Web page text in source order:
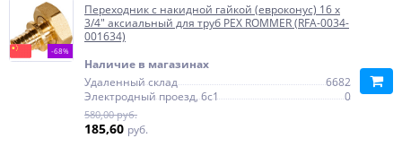
-68%
Переходник с накидной гайкой (евроконус) 16 x
3/4" аксиальный для труб PEX ROMMER (RFA-0034-
001634)
Наличие в магазинах
Удаленный склад
6682
Электродный проезд, 6с1
0
580,00 руб.
185,60 руб.